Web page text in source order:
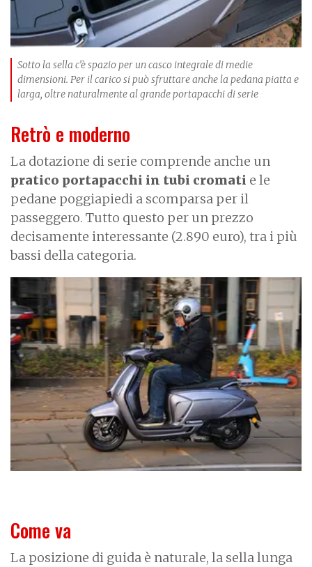
Sotto la sella c’è spazio per un casco integrale di medie
dimensioni. Per il carico si può sfruttare anche la pedana piatta e
larga, oltre naturalmente al grande portapacchi di serie
Retrò e moderno
La dotazione di serie comprende anche un
pratico portapacchi in tubi cromati e le
pedane poggiapiedi a scomparsa per il
passeggero. Tutto questo per un prezzo
decisamente interessante (2.890 euro), tra i più
bassi della categoria.
m
a
g
e
Come va
La posizione di guida è naturale, la sella lunga